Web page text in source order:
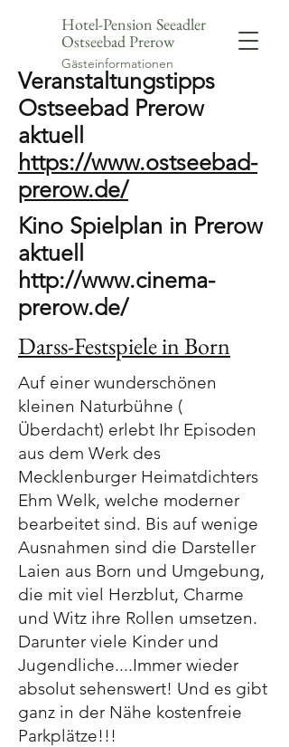
Hotel-Pension Seeadler
Ostseebad Prerow
Gästeinformationen
Veranstaltungstipps
Ostseebad Prerow
aktuell
https://www.ostseebad-
prerow.de/
Kino Spielplan in Prerow
aktuell
http://www.cinema-
prerow.de/
Darss-Festspiele in Born
Auf einer wunderschönen
kleinen Naturbühne (
Überdacht) erlebt Ihr Episoden
aus dem Werk des
Mecklenburger Heimatdichters
Ehm Welk, welche moderner
bearbeitet sind. Bis auf wenige
Ausnahmen sind die Darsteller
Laien aus Born und Umgebung,
die mit viel Herzblut, Charme
und Witz ihre Rollen umsetzen.
Darunter viele Kinder und
Jugendliche....Immer wieder
absolut sehenswert! Und es gibt
ganz in der Nähe kostenfreie
Parkplätze!!!